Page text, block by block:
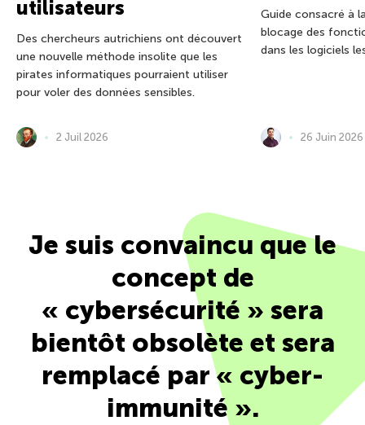
utilisateurs
Des chercheurs autrichiens ont découvert
une nouvelle méthode insolite que les
pirates informatiques pourraient utiliser
pour voler des données sensibles.
2 Juil 2026
Guide consacré à
blocage des
dans les logiciels
26 Juin 2026
Je suis convaincu que le
concept de
« cybersécurité » sera
bientôt obsolète et sera
remplacé par « cyber-
immunité ».